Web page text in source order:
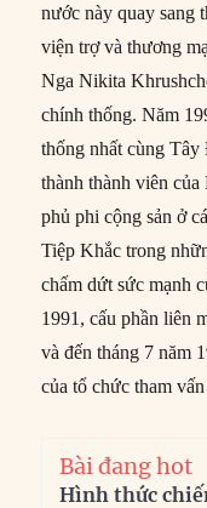
nước này quay sang
viện trợ và thương
Nga Nikita
chính thống. Năm
thống nhất cùng
thành thành viên
phủ phi cộng sản ở
Tiệp Khắc trong
chấm dứt sức mạnh
1991, cấu phần liên
và đến tháng 7 năm
của tổ chức tham
Bài đang hot
Hình thức